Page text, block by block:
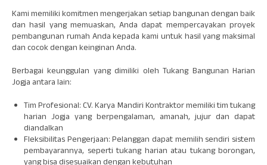
Kami memiliki komitmen mengerjakan setiap bangunan dengan baik
dan hasil yang memuaskan, Anda dapat mempercayakan proyek
pembangunan rumah Anda kepada kami untuk hasil yang maksimal
dan cocok dengan keinginan Anda.
Berbagai keunggulan yang dimiliki oleh Tukang Bangunan Harian
Jogja antara lain:
Tim Profesional: CV. Karya Mandiri Kontraktor memiliki tim tukang
harian Jogja yang berpengalaman, amanah, jujur dan dapat
diandalkan
Fleksibilitas Pengerjaan: Pelanggan dapat memilih sendiri sistem
pembayarannya, seperti tukang harian atau tukang borongan,